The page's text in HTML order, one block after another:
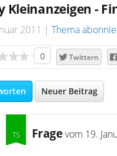
Kleinanzeigen -
2011 Thema
0 Twittern
Neuer Beitrag
Fragevom 19.